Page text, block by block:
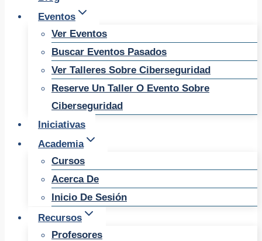
Eventos
Ver Eventos
Buscar Eventos Pasados
Ver Talleres Sobre Ciberseguridad
Reserve Un Taller O Evento Sobre
Ciberseguridad
Iniciativas
Academia
Cursos
Acerca De
Inicio De Sesión
Recursos
Profesores